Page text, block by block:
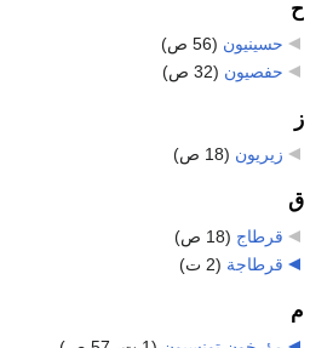
ح
حسينيون (56 ص)
حفصيون (32 ص)
ز
زيريون (18 ص)
ق
قرطاج (18 ص)
قرطاجة (2 ت)
م